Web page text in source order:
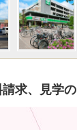
求、見学